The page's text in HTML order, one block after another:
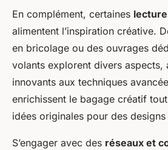
En complément, certaines
alimentent l’inspiration créative.
en bricolage ou des ouvrages
volants explorent divers aspects,
innovants aux techniques
enrichissent le bagage créatif
idées originales pour des designs
S’engager avec des réseaux et